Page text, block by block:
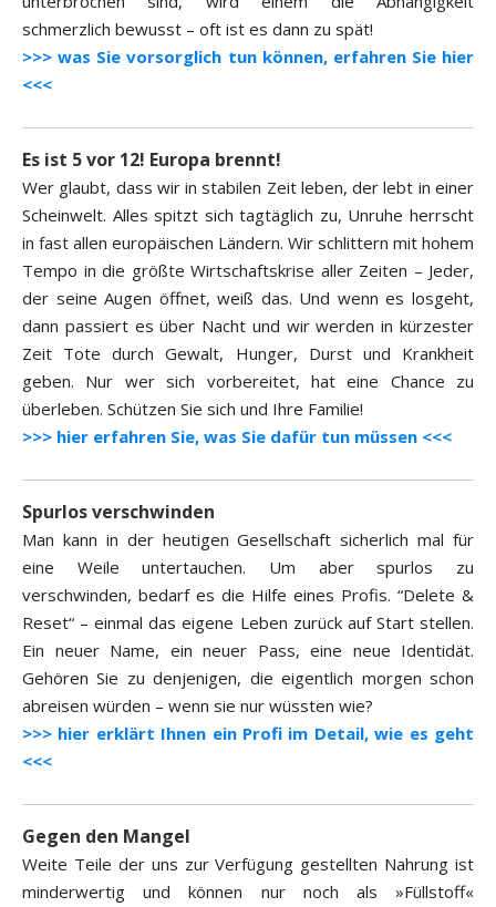
schmerzlich bewusst – oft ist es dann zu spät!
>>> was Sie vorsorglich tun können, erfahren Sie hier
<<<
Es ist 5 vor 12! Europa brennt!
Wer glaubt, dass wir in stabilen Zeit leben, der lebt in einer
Scheinwelt. Alles spitzt sich tagtäglich zu, Unruhe herrscht
in fast allen europäischen Ländern. Wir schlittern mit hohem
Tempo in die größte Wirtschaftskrise aller Zeiten – Jeder,
der seine Augen öffnet, weiß das. Und wenn es losgeht,
dann passiert es über Nacht und wir werden in kürzester
Zeit Tote durch Gewalt, Hunger, Durst und Krankheit
geben. Nur wer sich vorbereitet, hat eine Chance zu
überleben. Schützen Sie sich und Ihre Familie!
>>> hier erfahren Sie, was Sie dafür tun müssen <<<
Spurlos verschwinden
Man kann in der heutigen Gesellschaft sicherlich mal für
eine Weile untertauchen. Um aber spurlos zu
verschwinden, bedarf es die Hilfe eines Profis. “Delete &
Reset“ – einmal das eigene Leben zurück auf Start stellen.
Ein neuer Name, ein neuer Pass, eine neue Identidät.
Gehören Sie zu denjenigen, die eigentlich morgen schon
abreisen würden – wenn sie nur wüssten wie?
>>> hier erklärt Ihnen ein Profi im Detail, wie es geht
<<<
Gegen den Mangel
Weite Teile der uns zur Verfügung gestellten Nahrung ist
minderwertig und können nur noch als »Füllstoff«